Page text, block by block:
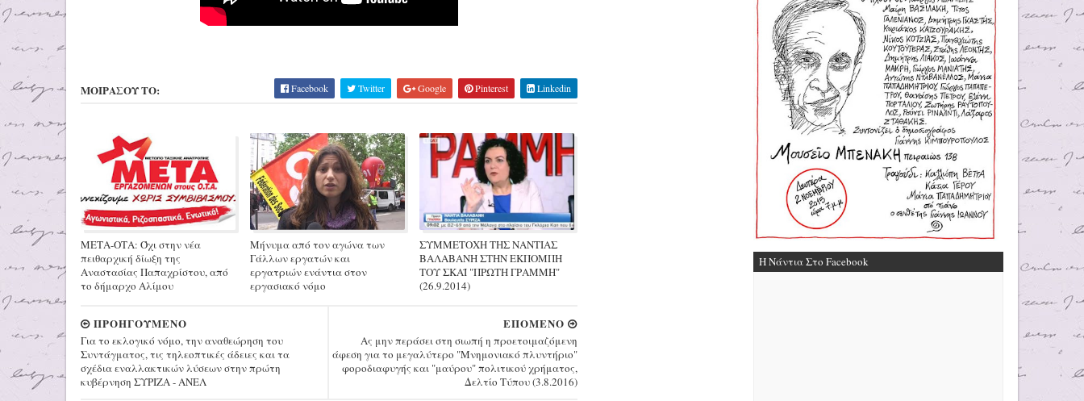
ΜΟΙΡΑΣΟΥ ΤΟ: Facebook Twitter Google Pinterest Linkedin
ΜΕΤΑ-ΟΤΑ: Όχι στην νέα
πειθαρχική δίωξη της
Αναστασίας Παπαχρίστου, από
το δήμαρχο Αλίμου
Μήνυμα από τον αγώνα των
Γάλλων εργατών και
εργατριών ενάντια στον
εργασιακό νόμο
ΣΥΜΜΕΤΟΧΗ ΤΗΣ ΝΑΝΤΙΑΣ
ΒΑΛΑΒΑΝΗ ΣΤΗΝ ΕΚΠΟΜΠΗ
ΤΟΥ ΣΚΑΪ "ΠΡΩΤΗ ΓΡΑΜΜΗ"
(26.9.2014)
ΕΠΟΜΕΝΟ
Ας μην περάσει στη σιωπή η προετοιμαζόμενη
άφεση για το μεγαλύτερο "Μνημονιακό πλυντήριο"
φοροδιαφυγής και "μαύρου" πολιτικού χρήματος,
Δελτίο Τύπου (3.8.2016)
ΠΡΟΗΓΟΥΜΕΝΟ
Για το εκλογικό νόμο, την αναθεώρηση του
Συντάγματος, τις τηλεοπτικές άδειες και τα
σχέδια εναλλακτικών λύσεων στην πρώτη
κυβέρνηση ΣΥΡΙΖΑ - ΑΝΕΛ
Η Νάντια Στο Facebook